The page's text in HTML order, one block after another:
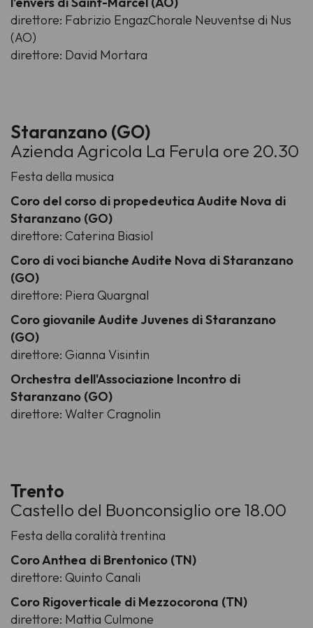
direttore: Fabrizio EngazChorale Neuventse di Nus
(AO)
direttore: David Mortara
Staranzano (GO)
Azienda Agricola La Ferula ore 20.30
Festa della musica
Coro del corso di propedeutica Audite Nova di
Staranzano (GO)
direttore: Caterina Biasiol
Coro di voci bianche Audite Nova di Staranzano
(GO)
direttore: Piera Quargnal
Coro giovanile Audite Juvenes di Staranzano
(GO)
direttore: Gianna Visintin
Orchestra dell'Associazione Incontro di
Staranzano (GO)
direttore: Walter Cragnolin
Trento
Castello del Buonconsiglio ore 18.00
Festa della coralità trentina
Coro Anthea di Brentonico (TN)
direttore: Quinto Canali
Coro Rigoverticale di Mezzocorona (TN)
direttore: Mattia Culmone